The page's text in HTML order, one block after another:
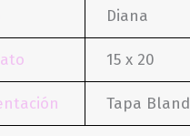
Diana
15 x 20
Tapa